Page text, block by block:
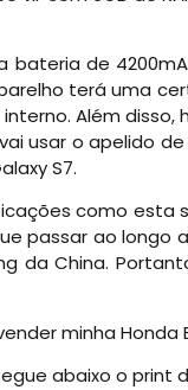
bateria de
terá uma
Além
usar o apelido
S7.
como esta
passar ao longo
da China.
minha
abaixo o print